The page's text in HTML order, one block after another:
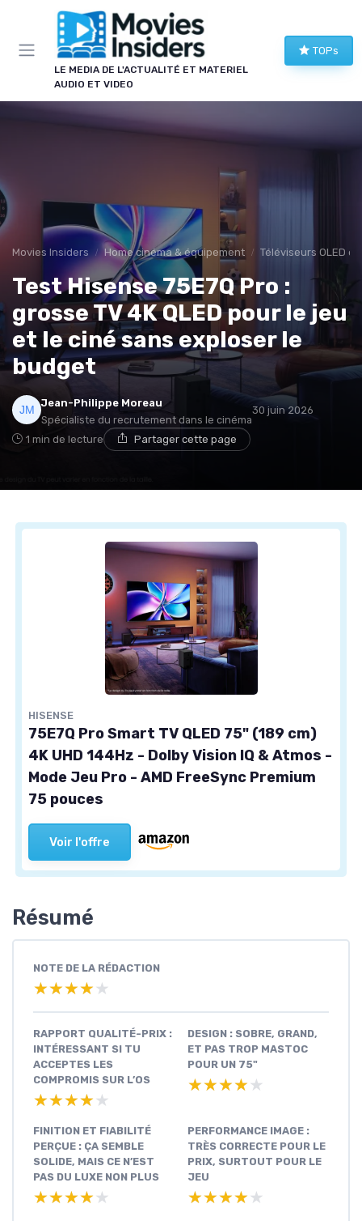
LE MEDIA DE L'ACTUALITÉ ET MATERIEL
AUDIO ET VIDEO
TOPs
Movies Insiders Home cinéma & équipement Téléviseurs OLED et
Test Hisense 75E7Q Pro :
grosse TV 4K QLED pour le jeu
et le ciné sans exploser le
budget
Jean-Philippe Moreau
Spécialiste du recrutement dans le cinéma
30 juin 2026
1 min de lecture Partager cette page
HISENSE
75E7Q Pro Smart TV QLED 75" (189 cm)
4K UHD 144Hz - Dolby Vision IQ & Atmos -
Mode Jeu Pro - AMD FreeSync Premium
75 pouces
Voir l'offre
Résumé
NOTE DE LA RÉDACTION
★★★★★
★★★★★
RAPPORT QUALITÉ-PRIX :
INTÉRESSANT SI TU
ACCEPTES LES
COMPROMIS SUR L’OS
★★★★★
★★★★★
DESIGN : SOBRE, GRAND,
ET PAS TROP MASTOC
POUR UN 75"
★★★★★
★★★★★
FINITION ET FIABILITÉ
PERÇUE : ÇA SEMBLE
SOLIDE, MAIS CE N’EST
PAS DU LUXE NON PLUS
★★★★★
★★★★★
PERFORMANCE IMAGE :
TRÈS CORRECTE POUR LE
PRIX, SURTOUT POUR LE
JEU
★★★★★
★★★★★
Panneau de gestion des cookies